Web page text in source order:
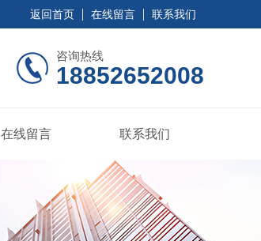
返回首页 在线留言 联系我们
咨询热线
18852652008
在线留言 联系我们